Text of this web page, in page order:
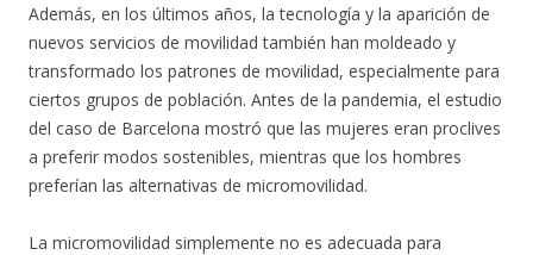
Además, en los últimos años, la tecnología y la aparición de
nuevos servicios de movilidad también han moldeado y
transformado los patrones de movilidad, especialmente para
ciertos grupos de población. Antes de la pandemia, el estudio
del caso de Barcelona mostró que las mujeres eran proclives
a preferir modos sostenibles, mientras que los hombres
preferían las alternativas de micromovilidad.
La micromovilidad simplemente no es adecuada para